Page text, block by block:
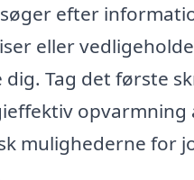
efter
eller
Tag det første
opvarmning
mulighederne for